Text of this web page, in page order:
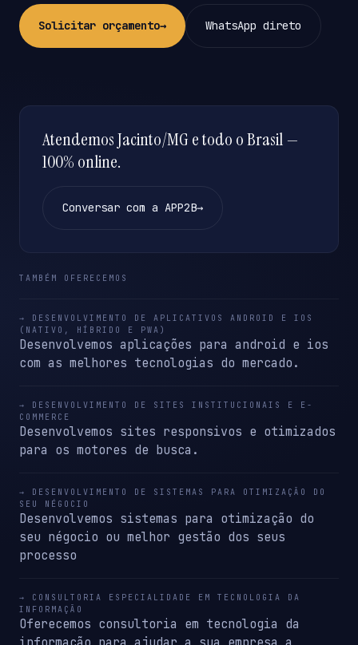
Solicitar orçamento→ WhatsApp direto
Atendemos Jacinto/MG e todo o Brasil —
100% online.
Conversar com a APP2B→
TAMBÉM OFERECEMOS
→ DESENVOLVIMENTO DE APLICATIVOS ANDROID E IOS
(NATIVO, HÍBRIDO E PWA)
Desenvolvemos aplicações para android e ios
com as melhores tecnologias do mercado.
→ DESENVOLVIMENTO DE SITES INSTITUCIONAIS E E-
COMMERCE
Desenvolvemos sites responsivos e otimizados
para os motores de busca.
→ DESENVOLVIMENTO DE SISTEMAS PARA OTIMIZAÇÃO DO
SEU NÉGOCIO
Desenvolvemos sistemas para otimização do
seu négocio ou melhor gestão dos seus
processo
→ CONSULTORIA ESPECIALIDADE EM TECNOLOGIA DA
INFORMAÇÃO
Oferecemos consultoria em tecnologia da